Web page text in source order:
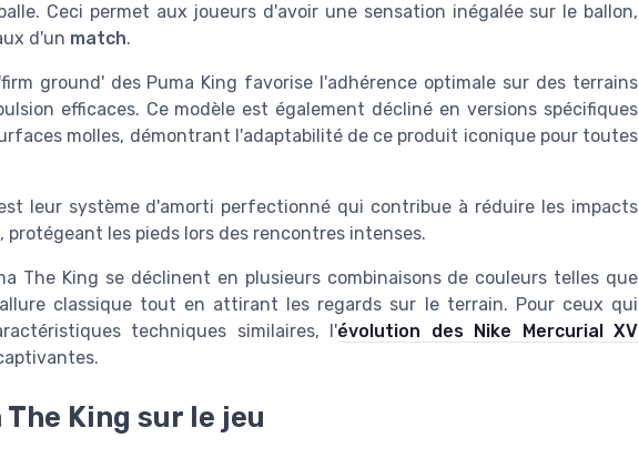
Ceci permet aux joueurs d'avoir une sensation inégalée sur le ballon,
d'un match.
ground' des Puma King favorise l'adhérence optimale sur des terrains
efficaces. Ce modèle est également décliné en versions spécifiques
molles, démontrant l'adaptabilité de ce produit iconique pour toutes
leur système d'amorti perfectionné qui contribue à réduire les impacts
protégeant les pieds lors des rencontres intenses.
The King se déclinent en plusieurs combinaisons de couleurs telles que
classique tout en attirant les regards sur le terrain. Pour ceux qui
techniques similaires, l'évolution des Nike Mercurial XV
King sur le jeu